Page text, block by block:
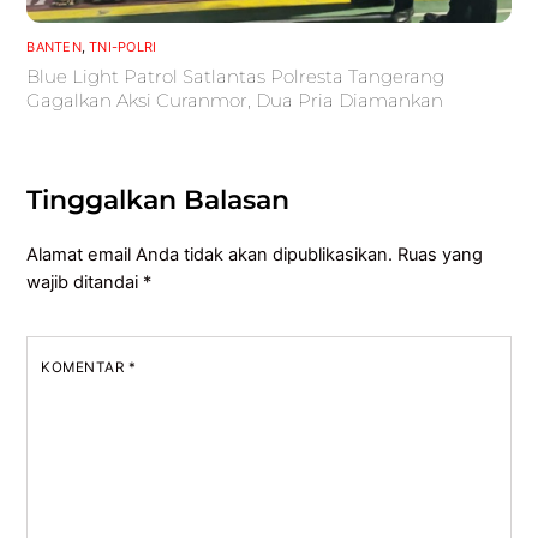
BANTEN,TNI-POLRI
Blue Light Patrol Satlantas Polresta Tangerang
Gagalkan Aksi Curanmor, Dua Pria Diamankan
Tinggalkan Balasan
Alamat email Anda tidak akan dipublikasikan. Ruas yang
wajib ditandai *
KOMENTAR *